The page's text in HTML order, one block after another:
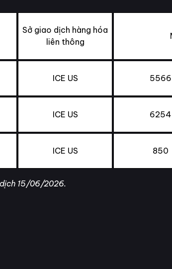
Sở giao dịch hàng hóa
liên thông
ICE US 5566
ICE US 6254
ICE US 850
15/06/2026.